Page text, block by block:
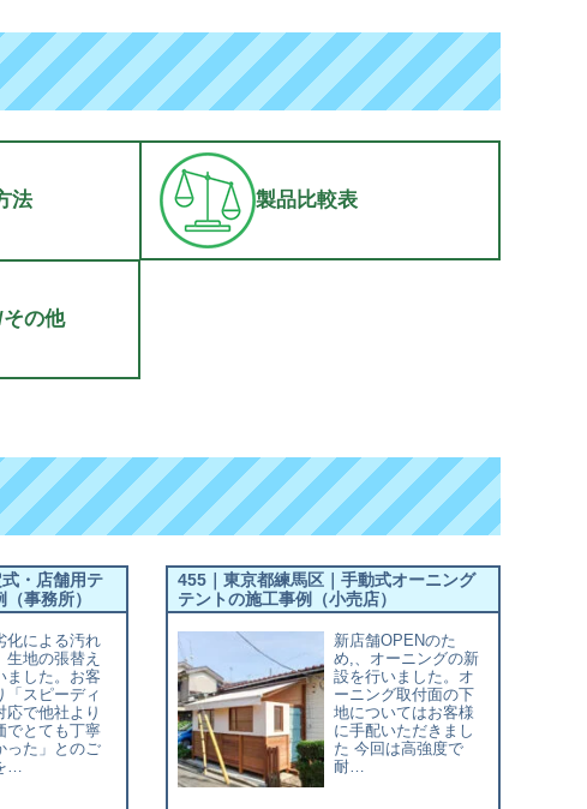
法 製品比較表
の他
・店舗用テ
事務所）
化による汚れ
生地の張替え
ました。お客
「スピーディ
応で他社より
でとても丁寧
った」とのご
…
455｜東京都練馬区｜手動式オーニング
テントの施工事例（小売店）
新店舗OPENのた
め,、オーニングの新
設を行いました。オ
ーニング取付面の下
地についてはお客様
に手配いただきまし
た 今回は高強度で
耐…